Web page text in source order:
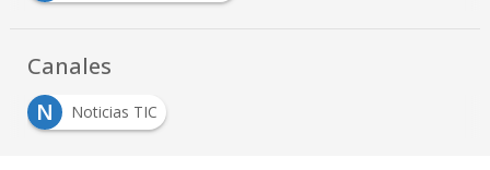
Canales
N
Noticias TIC